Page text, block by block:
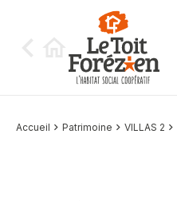
Accueil Patrimoine VILLAS 2